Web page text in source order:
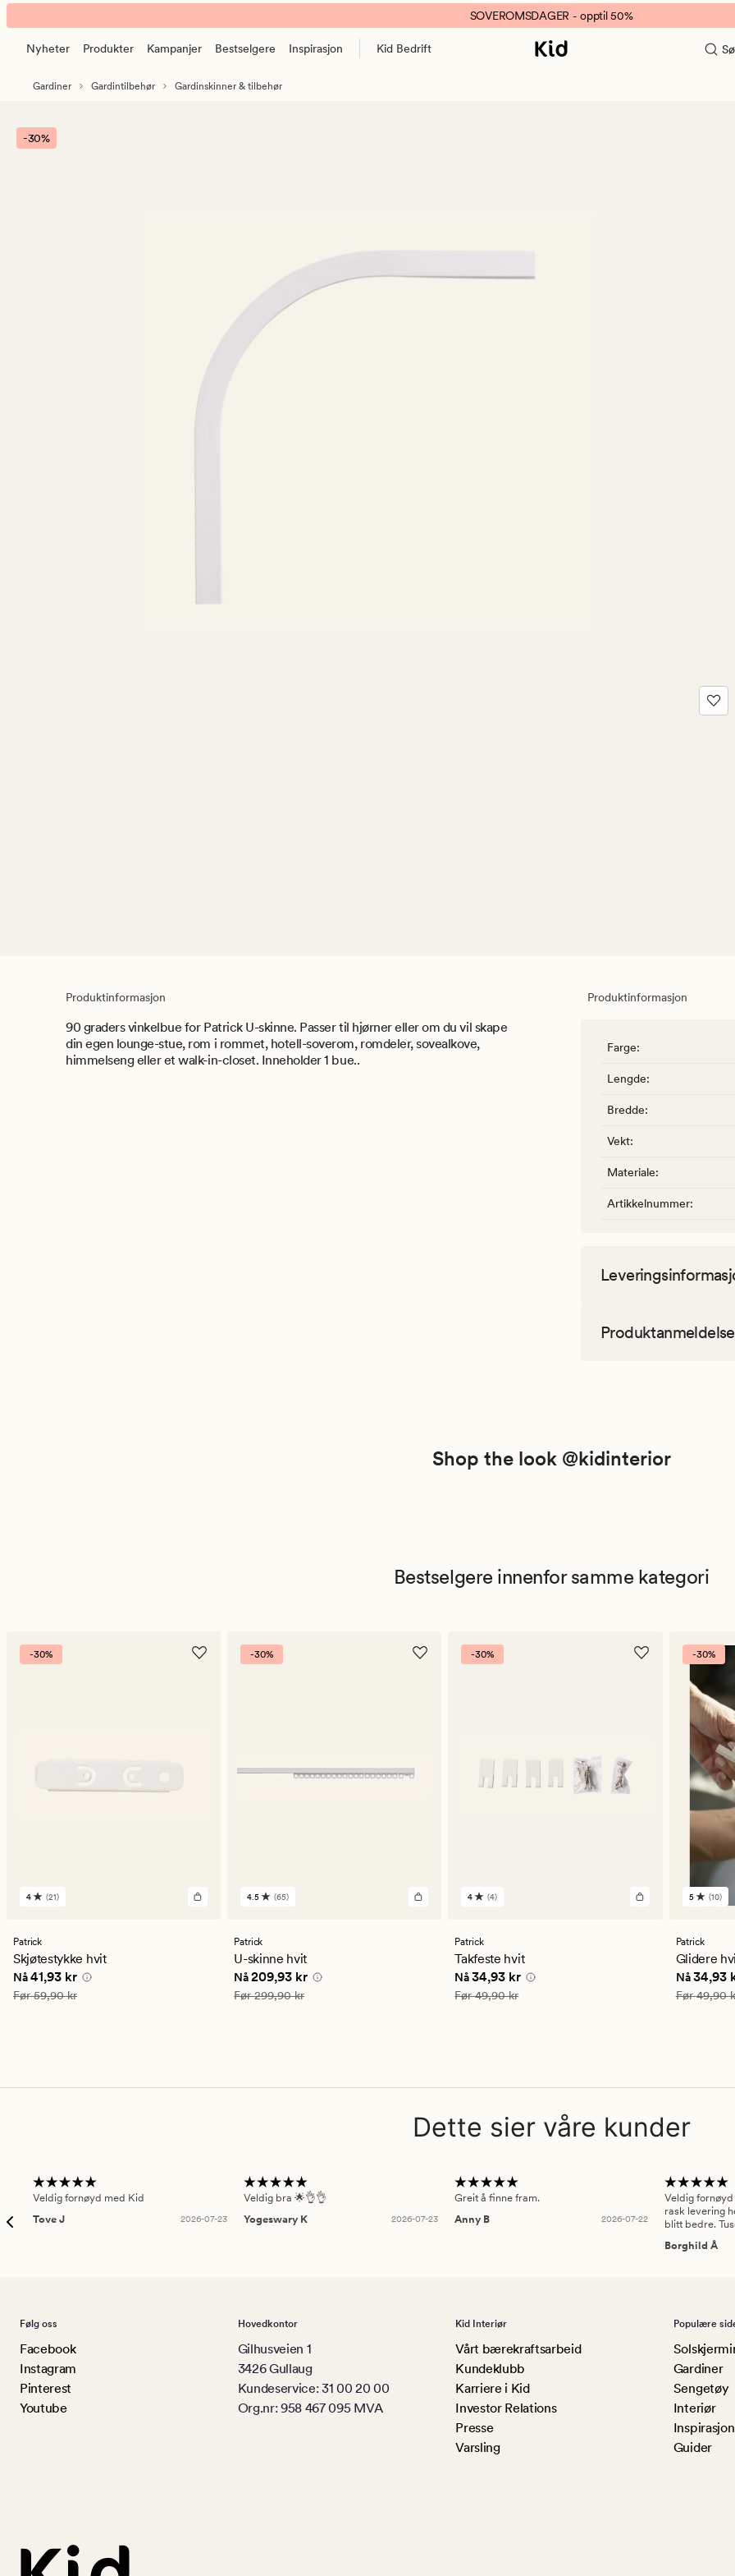
Patrick
Bue
banner.
Klikk
pause.
SOVEROMSDAGER - opptil 50%
Nyheter Produkter Kampanjer Bestselgere Inspirasjon Kid Bedrift
Gardiner Gardintilbehør Gardinskinner & tilbehør
-30%
Produktinformasjon
90 graders vinkelbue for Patrick U-skinne. Passer til hjørner eller om du vil skape
din egen lounge-stue, rom i rommet, hotell-soverom, romdeler, sovealkove,
himmelseng eller et walk-in-closet. Inneholder 1 bue..
Produktinformasjon
Farge:
Lengde:
Bredde:
Vekt:
Materiale:
Artikkelnummer:
Shop the look @kidinterior
Bestselgere innenfor samme kategori
-30%
21
en
gjennomsnittlig
vurdering
på
4
4 (21)
Patrick
Skjøtestykke hvit
Nåværende pris
Nå41,93 kr
Vanlig pris 59,90 kr
Før59,90 kr
-30%
65
en
gjennomsnittlig
vurdering
på
4.5
4.5 (65)
Patrick
U-skinne hvit
Nåværende pris
Nå209,93 kr
Vanlig pris 299,90 kr
Før299,90 kr
-30%
4
en
gjennomsnittlig
vurdering
på
4
4 (4)
Patrick
Takfeste hvit
Nåværende pris
Nå 34,93 kr
Vanlig pris 49,90 kr
Før49,90 kr
-30%
10
en
på
5
5 (10)
Patrick
Glidere
Nå 34,93
Vanlig pris
Før49,90
Dette sier våre kunder
Veldig fornøyd med Kid
Tove J
2026-07-23
Veldig bra 🌟👌👌
Yogeswary K
2026-07-23
Greit å finne fram.
Anny B
2026-07-22
Veldig
rask levering
blitt bedre.
Borghild Å
Følg oss
Facebook
Instagram
Pinterest
Youtube
Hovedkontor
Gilhusveien 1
3426 Gullaug
Kundeservice: 31 00 20 00
Org.nr: 958 467 095 MVA
Kid Interiør
Vårt bærekraftsarbeid
Kundeklubb
Karriere i Kid
Investor Relations
Presse
Varsling
Populære
Gardiner
Sengetøy
Interiør
Inspirasjon
Guider